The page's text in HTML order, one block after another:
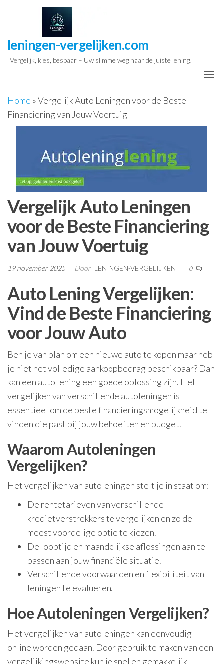
inhoud
leningen-vergelijken.com
"Vergelijk, kies, bespaar – Uw slimme weg naar de juiste lening!"
Home »Vergelijk Auto Leningen voor de Beste
Financiering van Jouw Voertuig
Vergelijk Auto Leningen
voor de Beste Financiering
van Jouw Voertuig
19 november 2025 Door LENINGEN-VERGELIJKEN 0
Auto Lening Vergelijken:
Vind de Beste Financiering
voor Jouw Auto
Ben je van plan om een nieuwe auto te kopen maar heb
je niet het volledige aankoopbedrag beschikbaar? Dan
kan een auto lening een goede oplossing zijn. Het
vergelijken van verschillende autoleningen is
essentieel om de beste financieringsmogelijkheid te
vinden die past bij jouw behoeften en budget.
Waarom Autoleningen
Vergelijken?
Het vergelijken van autoleningen stelt je in staat om:
De rentetarieven van verschillende
kredietverstrekkers te vergelijken en zo de
meest voordelige optie te kiezen.
De looptijd en maandelijkse aflossingen aan te
passen aan jouw financiële situatie.
Verschillende voorwaarden en flexibiliteit van
leningen te evalueren.
Hoe Autoleningen Vergelijken?
Het vergelijken van autoleningen kan eenvoudig
online worden gedaan. Door gebruik te maken van een
vergelijkingswebsite kun je snel en gemakkelijk